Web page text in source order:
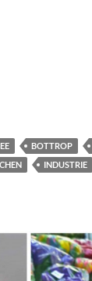
BOTTROP
INDUSTRIE